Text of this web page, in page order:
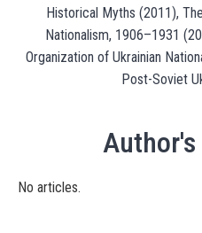
Historical Myths (2011),
Nationalism, 1906–1931
Organization of Ukrainian
Post-Soviet
No articles.